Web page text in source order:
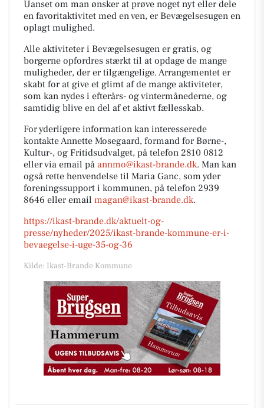
Uanset om man ønsker at prøve noget nyt eller dele
en favoritaktivitet med en ven, er Bevægelsesugen en
oplagt mulighed.
Alle aktiviteter i Bevægelsesugen er gratis, og
borgerne opfordres stærkt til at opdage de mange
muligheder, der er tilgængelige. Arrangementet er
skabt for at give et glimt af de mange aktiviteter,
som kan nydes i efterårs- og vintermånederne, og
samtidig blive en del af et aktivt fællesskab.
For yderligere information kan interesserede
kontakte Annette Mosegaard, formand for Børne-,
Kultur-, og Fritidsudvalget, på telefon 2810 0812
eller via email på annmo@ikast-brande.dk. Man kan
også rette henvendelse til Maria Ganc, som yder
foreningssupport i kommunen, på telefon 2939
8646 eller email magan@ikast-brande.dk.
https://ikast-brande.dk/aktuelt-og-
presse/nyheder/2025/ikast-brande-kommune-er-i-
bevaegelse-i-uge-35-og-36
Kilde: Ikast-Brande Kommune